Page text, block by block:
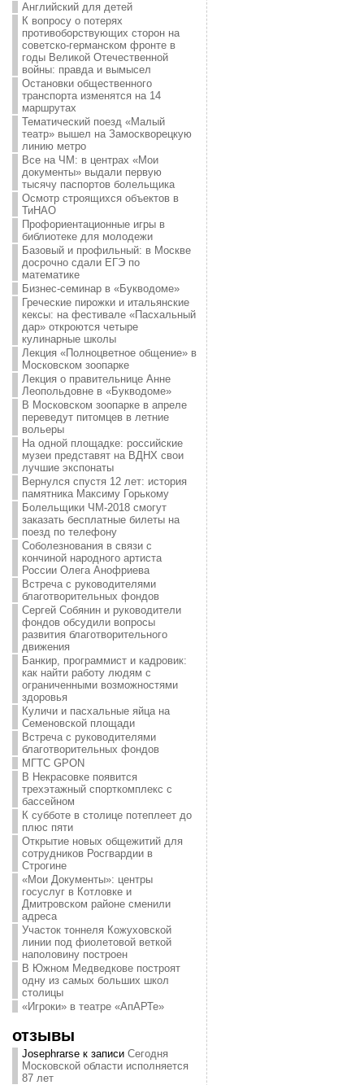
Английский для детей
К вопросу о потерях
противоборствующих сторон на
советско-германском фронте в
годы Великой Отечественной
войны: правда и вымысел
Остановки общественного
транспорта изменятся на 14
маршрутах
Тематический поезд «Малый
театр» вышел на Замоскворецкую
линию метро
Все на ЧМ: в центрах «Мои
документы» выдали первую
тысячу паспортов болельщика
Осмотр строящихся объектов в
ТиНАО
Профориентационные игры в
библиотеке для молодежи
Базовый и профильный: в Москве
досрочно сдали ЕГЭ по
математике
Бизнес-семинар в «Букводоме»
Греческие пирожки и итальянские
кексы: на фестивале «Пасхальный
дар» откроются четыре
кулинарные школы
Лекция «Полноцветное общение» в
Московском зоопарке
Лекция о правительнице Анне
Леопольдовне в «Букводоме»
В Московском зоопарке в апреле
переведут питомцев в летние
вольеры
На одной площадке: российские
музеи представят на ВДНХ свои
лучшие экспонаты
Вернулся спустя 12 лет: история
памятника Максиму Горькому
Болельщики ЧМ-2018 смогут
заказать бесплатные билеты на
поезд по телефону
Соболезнования в связи с
кончиной народного артиста
России Олега Анофриева
Встреча с руководителями
благотворительных фондов
Сергей Собянин и руководители
фондов обсудили вопросы
развития благотворительного
движения
Банкир, программист и кадровик:
как найти работу людям с
ограниченными возможностями
здоровья
Куличи и пасхальные яйца на
Семеновской площади
Встреча с руководителями
благотворительных фондов
МГТС GPON
В Некрасовке появится
трехэтажный спорткомплекс с
бассейном
К субботе в столице потеплеет до
плюс пяти
Открытие новых общежитий для
сотрудников Росгвардии в
Строгине
«Мои Документы»: центры
госуслуг в Котловке и
Дмитровском районе сменили
адреса
Участок тоннеля Кожуховской
линии под фиолетовой веткой
наполовину построен
В Южном Медведкове построят
одну из самых больших школ
столицы
«Игроки» в театре «АпАРТе»
отзывы
Josephrarseк записи Сегодня
Московской области исполняется
87 лет